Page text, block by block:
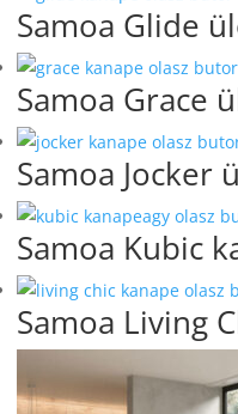
Samoa Glide
Samoa Grace
Samoa Jocker
Samoa Kubic
Samoa Living